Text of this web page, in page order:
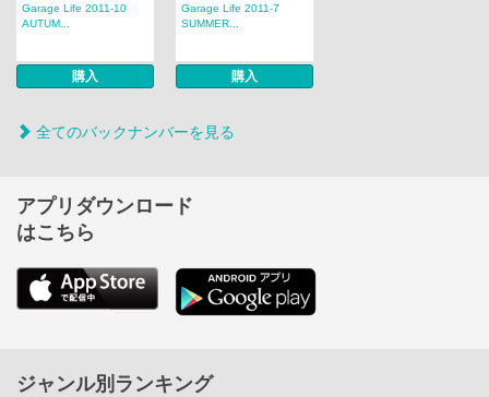
Garage Life 2011-10
AUTUM...
購入
Garage Life 2011-7
SUMMER...
購入
全てのバックナンバーを見る
アプリダウンロード
はこちら
ジャンル別ランキング